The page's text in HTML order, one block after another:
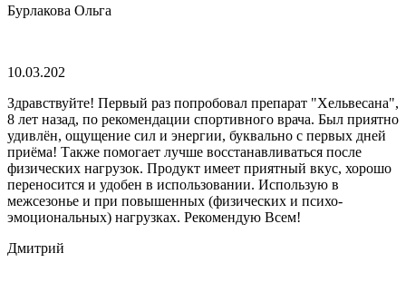
Бурлакова Ольга
10.03.202
Здравствуйте! Первый раз попробовал препарат "Хельвесана",
8 лет назад, по рекомендации спортивного врача. Был приятно
удивлён, ощущение сил и энергии, буквально с первых дней
приёма! Также помогает лучше восстанавливаться после
физических нагрузок. Продукт имеет приятный вкус, хорошо
переносится и удобен в использовании. Использую в
межсезонье и при повышенных (физических и психо-
эмоциональных) нагрузках. Рекомендую Всем!
Дмитрий